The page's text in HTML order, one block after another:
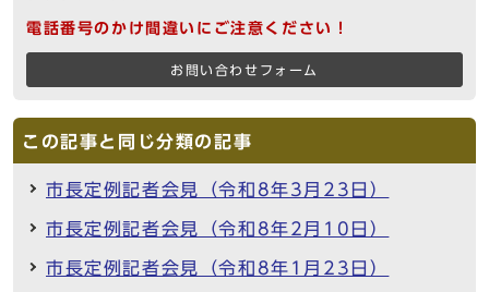
電話番号のかけ間違いにご注意ください！
お問い合わせフォーム
この記事と同じ分類の記事
市長定例記者会見（令和8年3月23日）
市長定例記者会見（令和8年2月10日）
市長定例記者会見（令和8年1月23日）